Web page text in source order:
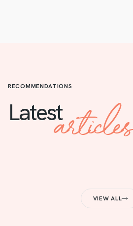
RECOMMENDATIONS
Latestarticles
VIEW ALL